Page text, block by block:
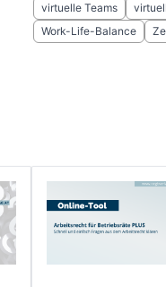
virtuelle Teams
Work-Life-Balance